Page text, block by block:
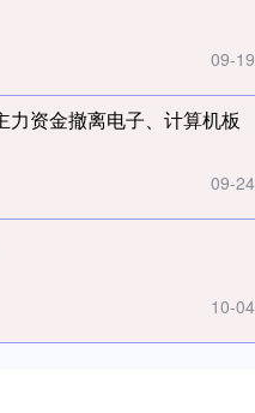
09-19
资金撤离电子、计算机板
09-24
10-04